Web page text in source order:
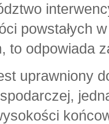
powstałych
to odpowiada
uprawniony